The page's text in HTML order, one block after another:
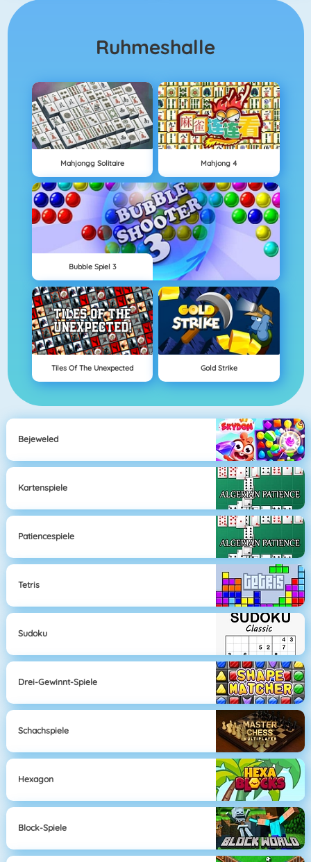
Ruhmeshalle
Mahjongg Solitaire Mahjong 4
Bubble Spiel 3
Tiles Of The Unexpected Gold Strike
Bejeweled
Kartenspiele
Patiencespiele
Tetris
Sudoku
Drei-Gewinnt-Spiele
Schachspiele
Hexagon
Block-Spiele